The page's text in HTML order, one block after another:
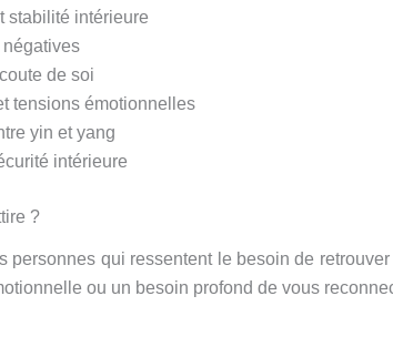
stabilité intérieure
négatives
de soi
tensions émotionnelles
yin et yang
intérieure
?
personnes qui ressentent le besoin de
ou un besoin profond de vous